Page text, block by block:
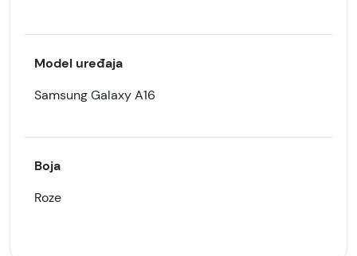
Model uređaja
Samsung Galaxy A16
Boja
Roze